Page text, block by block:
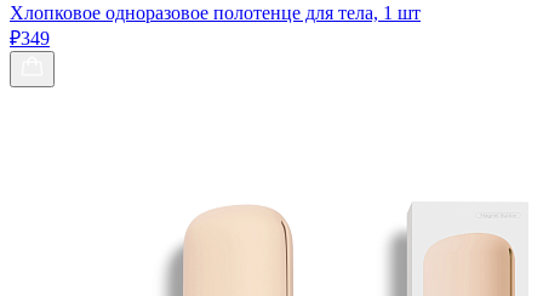
Хлопковое одноразовое полотенце для тела, 1 шт
₽349